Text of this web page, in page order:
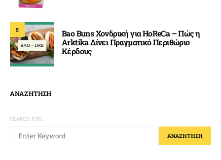
5
Bao Buns Χονδρική για HoReCa – Πώς η
Arktika Δίνει Πραγματικό Περιθώριο
Κέρδους
ΑΝΑΖΗΤΗΣΗ
SEARCH FOR:
ΑΝΑΖΉΤΗΣΗ